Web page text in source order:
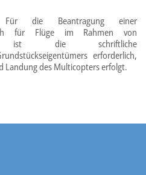
die Beantragung einer
für Flüge im Rahmen von
ist die schriftliche
erforderlich,
Landung des Multicopters erfolgt.